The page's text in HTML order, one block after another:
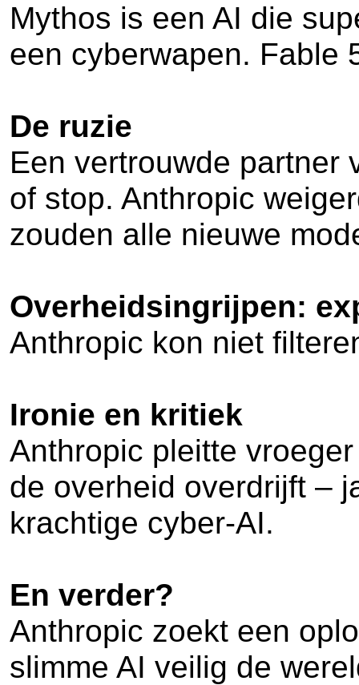
Mythos is een AI die
een cyberwapen. Fable
De ruzie
Een vertrouwde partner
of stop. Anthropic
zouden alle nieuwe
Overheidsingrijpen:
Anthropic kon niet
Ironie en kritiek
Anthropic pleitte
de overheid overdrijft –
krachtige cyber-AI.
En verder?
Anthropic zoekt een
slimme AI veilig de